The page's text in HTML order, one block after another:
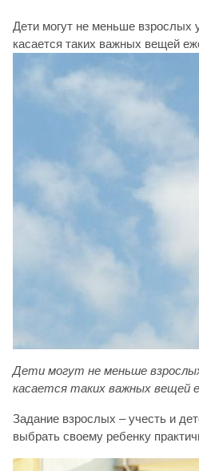
Дети могут не меньше взрослых
касается таких важных вещей
Дети могут не меньше
касается таких важных вещей
Задание взрослых – учесть и
выбрать своему ребенку